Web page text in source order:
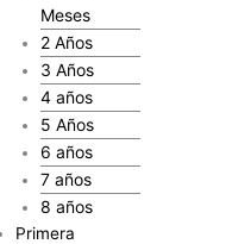
Meses
2 Años
3 Años
4 años
5 Años
6 años
7 años
8 años
Primera